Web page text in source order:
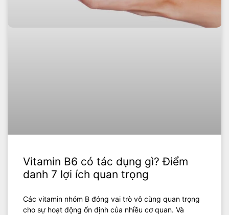
Vitamin B6 có tác dụng gì? Điểm
danh 7 lợi ích quan trọng
Các vitamin nhóm B đóng vai trò vô cùng quan trọng
cho sự hoạt động ổn định của nhiều cơ quan. Và